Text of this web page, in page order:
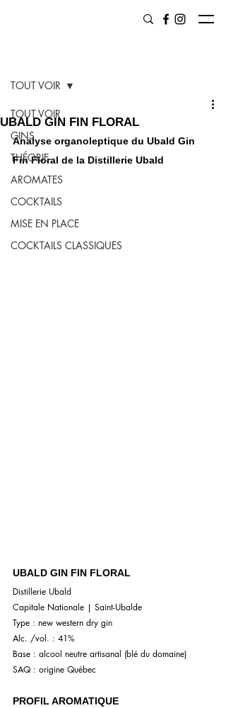
TOUT VOIR
GINS
THÉORIE
AROMATES
COCKTAILS
MISE EN PLACE
COCKTAILS CLASSIQUES
TOUT VOIR
UBALD GIN FIN FLORAL
Analyse organoleptique du Ubald Gin
Fin Floral de la Distillerie Ubald
UBALD GIN FIN FLORAL
Distillerie Ubald
Capitale Nationale | Saint-Ubalde
Type : new western dry gin
Alc. /vol. : 41%
Base : alcool neutre artisanal (blé du domaine)
SAQ : origine Québec
PROFIL AROMATIQUE